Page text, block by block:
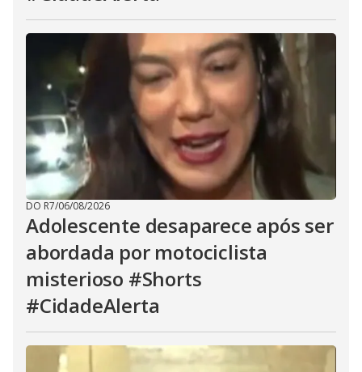
DO R7/06/08/2026
Adolescente desaparece após ser
abordada por motociclista
misterioso #Shorts
#CidadeAlerta